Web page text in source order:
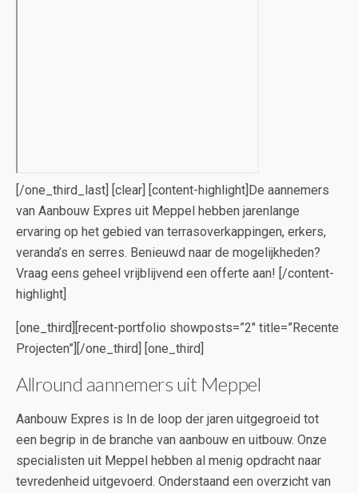
[/one_third_last] [clear] [content-highlight]De aannemers
van Aanbouw Expres uit Meppel hebben jarenlange
ervaring op het gebied van terrasoverkappingen, erkers,
veranda’s en serres. Benieuwd naar de mogelijkheden?
Vraag eens geheel vrijblijvend een offerte aan! [/content-
highlight]
[one_third][recent-portfolio showposts=”2″ title=”Recente
Projecten”][/one_third] [one_third]
Allround aannemers uit Meppel
Aanbouw Expres is In de loop der jaren uitgegroeid tot
een begrip in de branche van aanbouw en uitbouw. Onze
specialisten uit Meppel hebben al menig opdracht naar
tevredenheid uitgevoerd. Onderstaand een overzicht van